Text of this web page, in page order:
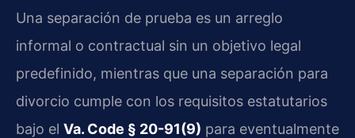
Una separación de prueba es un arreglo
informal o contractual sin un objetivo legal
predefinido, mientras que una separación para
divorcio cumple con los requisitos estatutarios
bajo el Va. Code § 20-91(9) para eventualmente